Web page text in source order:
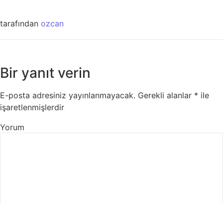
tarafından ozcan
Bir yanıt verin
E-posta adresiniz yayınlanmayacak. Gerekli alanlar * ile
işaretlenmişlerdir
Yorum